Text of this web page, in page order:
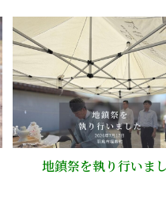
地鎮祭を執り行いま